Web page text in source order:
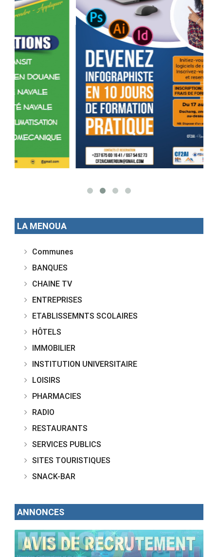
LA MENOUA
Communes
BANQUES
CHAINE TV
ENTREPRISES
ETABLISSEMNTS SCOLAIRES
HÔTELS
IMMOBILIER
INSTITUTION UNIVERSITAIRE
LOISIRS
PHARMACIES
RADIO
RESTAURANTS
SERVICES PUBLICS
SITES TOURISTIQUES
SNACK-BAR
ANNONCES